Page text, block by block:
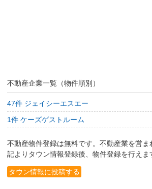
不動産企業一覧（物件順別）
47件 ジェイシーエスエー
1件 ケーズゲストルーム
不動産物件登録は無料です。不動産業を営
記よりタウン情報登録後、物件登録を行えま
タウン情報に投稿する